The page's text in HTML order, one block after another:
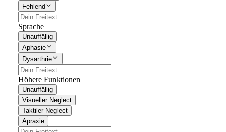
Fehlend
Sprache
Unauffällig
Aphasie
Dysarthrie
Höhere Funktionen
Unauffällig
Visueller Neglect
Taktiler Neglect
Apraxie